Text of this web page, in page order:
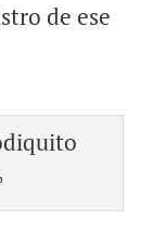
de ese